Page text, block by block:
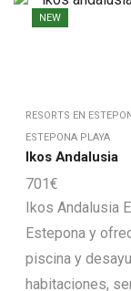
NEW
RESORTS EN
ESTEPONA PLAYA
Ikos Andalusia
701€
Ikos Andalusia
Estepona y
piscina y
habitaciones,